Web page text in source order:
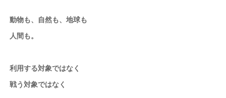
動物も、自然も、地球も
人間も。
利用する対象ではなく
戦う対象ではなく